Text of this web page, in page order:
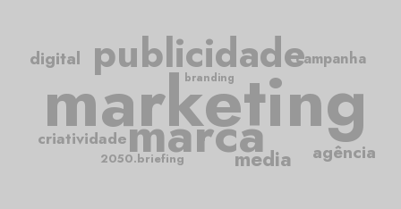
marketing
publicidade
marca
criatividade
campanha
media agência
digital
2050.briefing
branding